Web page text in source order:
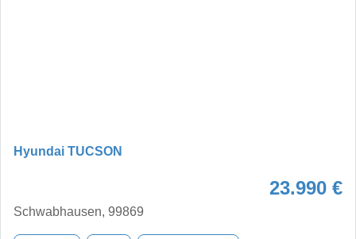
Hyundai TUCSON
23.990 €
Schwabhausen, 99869